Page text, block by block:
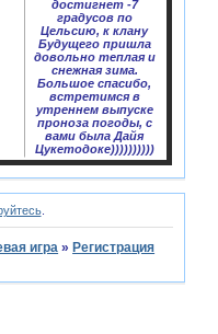
достигнет -7
градусов по
Цельсию, к клану
Будущего пришла
довольно теплая и
снежная зима.
Большое спасибо,
встретимся в
утреннем выпуске
проноза погоды, с
вами была Дайя
Цукетодоке))))))))))
.
игра » Регистрация